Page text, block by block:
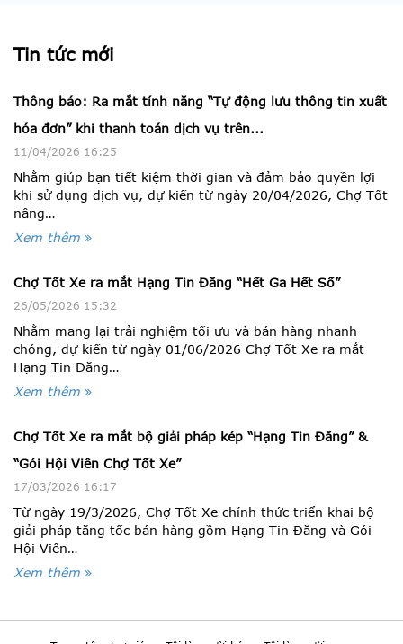
Tin tức mới
Thông báo: Ra mắt tính năng “Tự động lưu thông tin xuất
hóa đơn” khi thanh toán dịch vụ trên...
11/04/2026 16:25
Nhằm giúp bạn tiết kiệm thời gian và đảm bảo quyền lợi
khi sử dụng dịch vụ, dự kiến từ ngày 20/04/2026, Chợ Tốt
nâng…
Xem thêm
Chợ Tốt Xe ra mắt Hạng Tin Đăng “Hết Ga Hết Số”
26/05/2026 15:32
Nhằm mang lại trải nghiệm tối ưu và bán hàng nhanh
chóng, dự kiến từ ngày 01/06/2026 Chợ Tốt Xe ra mắt
Hạng Tin Đăng…
Xem thêm
Chợ Tốt Xe ra mắt bộ giải pháp kép “Hạng Tin Đăng” &
“Gói Hội Viên Chợ Tốt Xe”
17/03/2026 16:17
Từ ngày 19/3/2026, Chợ Tốt Xe chính thức triển khai bộ
giải pháp tăng tốc bán hàng gồm Hạng Tin Đăng và Gói
Hội Viên…
Xem thêm